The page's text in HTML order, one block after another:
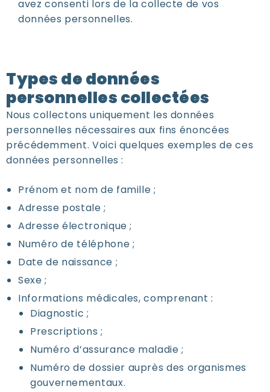
avez consenti lors de la collecte de vos
données personnelles.
Types de données
personnelles collectées
Nous collectons uniquement les données
personnelles nécessaires aux fins énoncées
précédemment. Voici quelques exemples de ces
données personnelles :
Prénom et nom de famille ;
Adresse postale ;
Adresse électronique ;
Numéro de téléphone ;
Date de naissance ;
Sexe ;
Informations médicales, comprenant :
Diagnostic ;
Prescriptions ;
Numéro d’assurance maladie ;
Numéro de dossier auprès des organismes
gouvernementaux.